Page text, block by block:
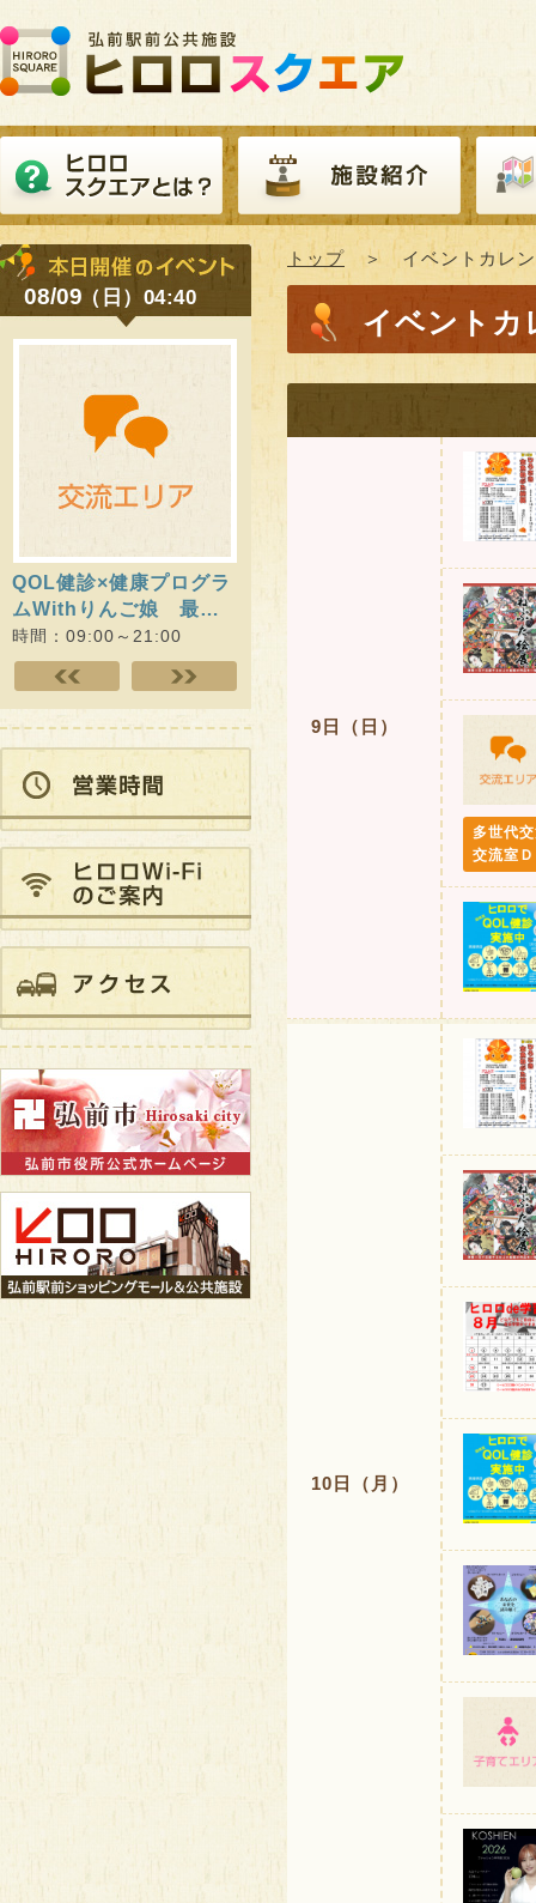
トップ ＞ イベントカレン
イベントカ
9日（日）
多世代
交流室
10日（月）
08/09（日）04:40
QOL健診×健康プログラ
ムWithりんご娘 最…
時間：09:00～21:00
ヒロロでQOL健診（随時第12回
ひろさ
時間：